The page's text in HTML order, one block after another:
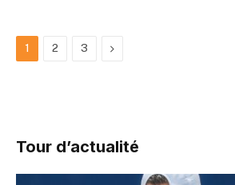
1 2 3 Next
Tour d’actualité